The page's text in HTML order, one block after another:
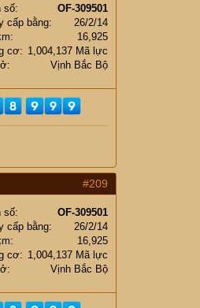
số
OF-309501
cấp bằng
26/2/14
16,925
cơ
1,004,137 Mã lực
Vịnh Bắc Bộ
#209
số
OF-309501
cấp bằng
26/2/14
16,925
cơ
1,004,137 Mã lực
Vịnh Bắc Bộ